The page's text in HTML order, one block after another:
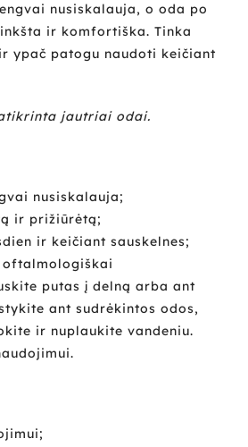
nusiskalauja, o oda po
ir komfortiška. Tinka
ypač patogu naudoti keičiant
jautriai odai.
nusiskalauja;
ir prižiūrėtą;
ir keičiant sauskelnes;
putas į delną arba ant
ant sudrėkintos odos,
ir nuplaukite vandeniu.